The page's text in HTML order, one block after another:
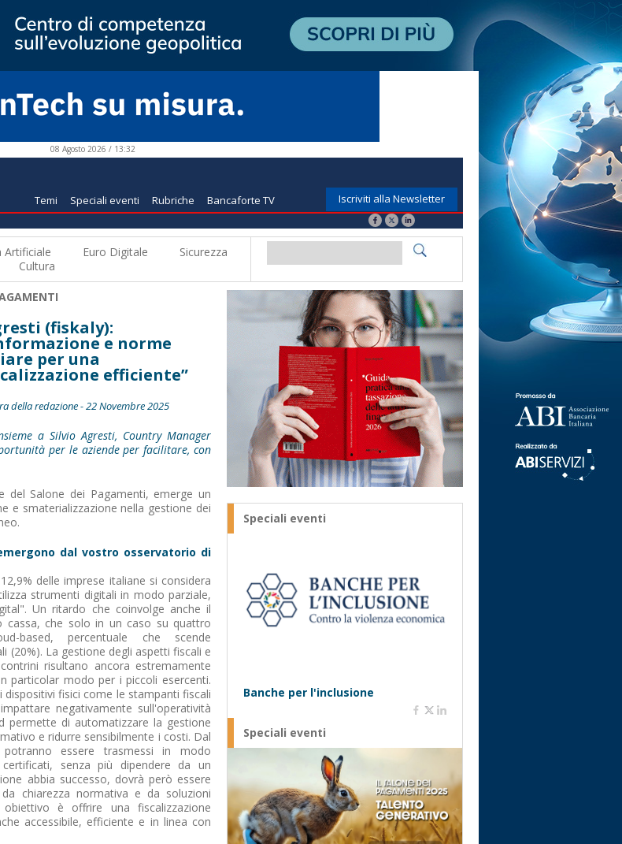
08 Agosto 2026 / 13:32
Temi Speciali eventi Rubriche Bancaforte TV Iscriviti alla Newsletter
Artificiale Euro Digitale
Sicurezza
Cultura
(fiskaly):
e norme
per una
efficiente”
della redazione - 22 Novembre 2025
a Silvio Agresti, Country Manager
per le aziende per facilitare, con
del Salone dei Pagamenti, emerge un
e smaterializzazione nella gestione dei
dal vostro osservatorio di
delle imprese italiane si considera
strumenti digitali in modo parziale,
Un ritardo che coinvolge anche il
che solo in un caso su quattro
based, percentuale che scende
(20%). La gestione degli aspetti fiscali e
risultano ancora estremamente
particolar modo per i piccoli esercenti.
fisici come le stampanti fiscali
negativamente sull'operatività
permette di automatizzare la gestione
e ridurre sensibilmente i costi. Dal
essere trasmessi in modo
senza più dipendere da un
abbia successo, dovrà però essere
chiarezza normativa e da soluzioni
è offrire una fiscalizzazione
accessibile, efficiente e in linea con
Speciali eventi
Banche per l'inclusione
Speciali eventi